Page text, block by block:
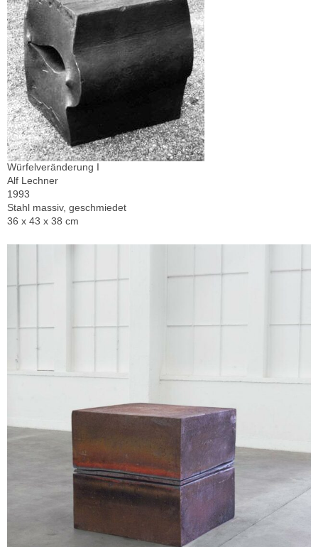
Würfelveränderung I
Alf Lechner
1993
Stahl massiv, geschmiedet
36 x 43 x 38 cm